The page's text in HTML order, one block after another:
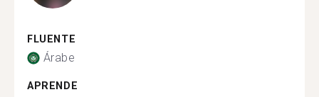
FLUENTE
Árabe
APRENDE